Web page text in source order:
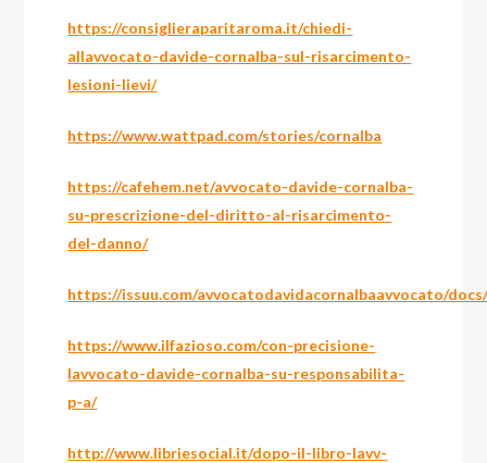
https://consiglieraparitaroma.it/chiedi-
allavvocato-davide-cornalba-sul-risarcimento-
lesioni-lievi/
https://www.wattpad.com/stories/cornalba
https://cafehem.net/avvocato-davide-cornalba-
su-prescrizione-del-diritto-al-risarcimento-
del-danno/
https://issuu.com/avvocatodavidacornalbaavvocato/
https://www.ilfazioso.com/con-precisione-
lavvocato-davide-cornalba-su-responsabilita-
p-a/
http://www.libriesocial.it/dopo-il-libro-lavv-